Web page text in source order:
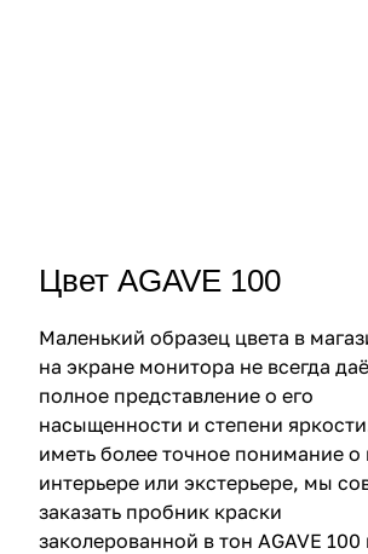
Цвет AGAVE 100
Маленький образец цвета в
на экране монитора не всегда
полное представление о его
насыщенности и степени
иметь более точное понимание о
интерьере или экстерьере, мы
заказать пробник краски
заколерованной в тон AGAVE 100